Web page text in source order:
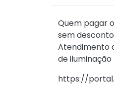
Quem pagar
sem
Atendimento
de iluminação
https://